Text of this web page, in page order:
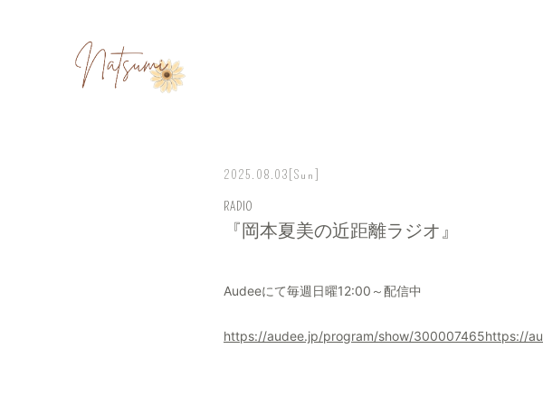
2025.08.03 [Sun]
RADIO
『岡本夏美の近距離ラジオ』
Audeeにて毎週日曜12:00～配信中
https://audee.jp/program/show/300007465https://